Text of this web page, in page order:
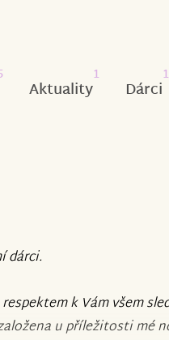
Aktuality
1
Dárci
dárci.
k Vám všem
u příležitosti mé